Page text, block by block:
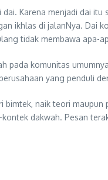
Karena menjadi dai itu
ikhlas di jalanNya. Dai
tidak membawa apa-
pada komunitas
yang penduli
naik teori maupun
dakwah. Pesan